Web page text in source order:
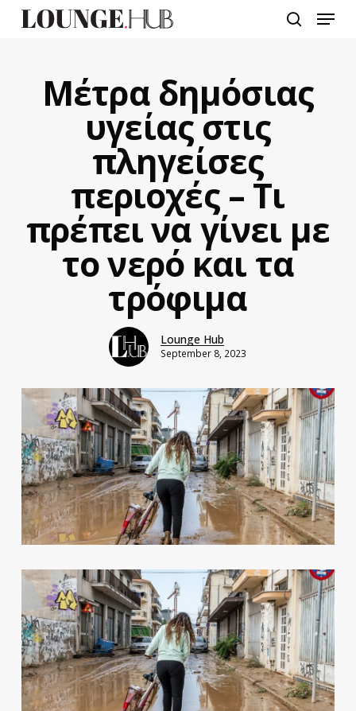
Menu
Μέτρα δημόσιας
υγείας στις
πληγείσες
περιοχές – Τι
πρέπει να γίνει με
το νερό και τα
τρόφιμα
Lounge Hub
September 8, 2023